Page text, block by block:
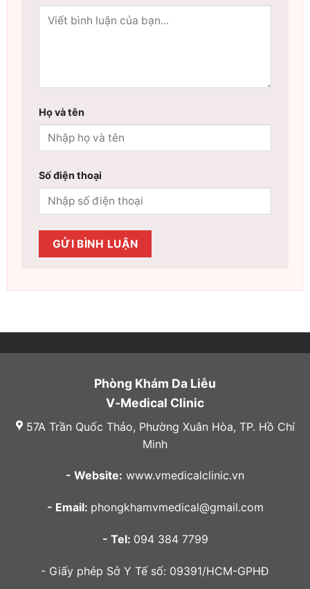
Họ và tên
Số điện thoại
Phòng Khám Da Liễu
V-Medical Clinic
57A Trần Quốc Thảo, Phường Xuân Hòa, TP. Hồ Chí
Minh
- Website: www.vmedicalclinic.vn
- Email: phongkhamvmedical@gmail.com
- Tel: 094 384 7799
- Giấy phép Sở Y Tế số: 09391/HCM-GPHĐ